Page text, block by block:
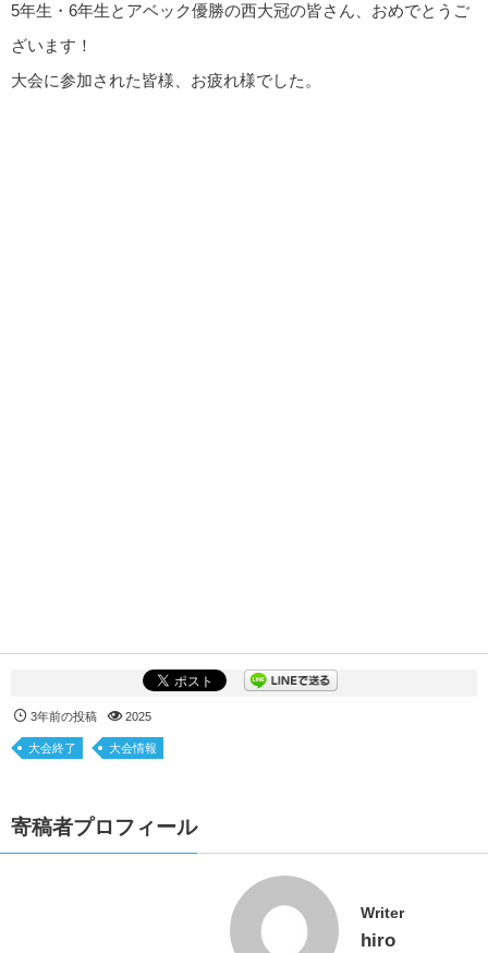
5年生・6年生とアベック優勝の西大冠の皆さん、おめでとうご
ざいます！
大会に参加された皆様、お疲れ様でした。
3年前の投稿 2025
大会終了 大会情報
寄稿者プロフィール
Writer
hiro